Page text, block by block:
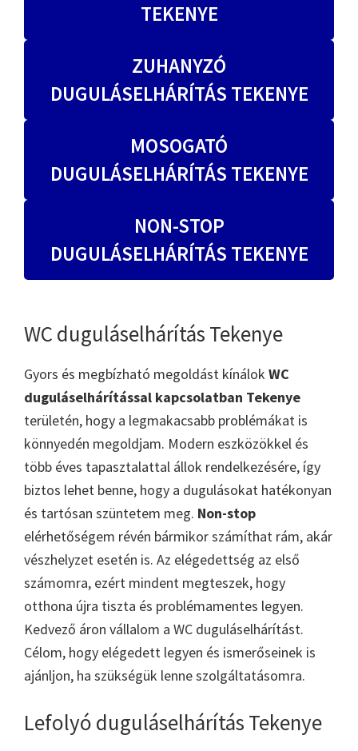
TEKENYE
ZUHANYZÓ
DUGULÁSELHÁRÍTÁS TEKENYE
MOSOGATÓ
DUGULÁSELHÁRÍTÁS TEKENYE
NON-STOP
DUGULÁSELHÁRÍTÁS TEKENYE
WC duguláselhárítás Tekenye
Gyors és megbízható megoldást kínálok WC
duguláselhárítással kapcsolatban Tekenye
területén, hogy a legmakacsabb problémákat is
könnyedén megoldjam. Modern eszközökkel és
több éves tapasztalattal állok rendelkezésére, így
biztos lehet benne, hogy a dugulásokat hatékonyan
és tartósan szüntetem meg. Non-stop
elérhetőségem révén bármikor számíthat rám, akár
vészhelyzet esetén is. Az elégedettség az első
számomra, ezért mindent megteszek, hogy
otthona újra tiszta és problémamentes legyen.
Kedvező áron vállalom a WC duguláselhárítást.
Célom, hogy elégedett legyen és ismerőseinek is
ajánljon, ha szükségük lenne szolgáltatásomra.
Lefolyó duguláselhárítás Tekenye